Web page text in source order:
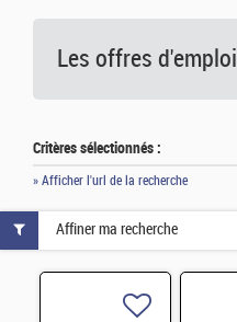
Les offres d'emploi
Critères sélectionnés :
» Afficher l'url de la recherche
Affiner ma recherche